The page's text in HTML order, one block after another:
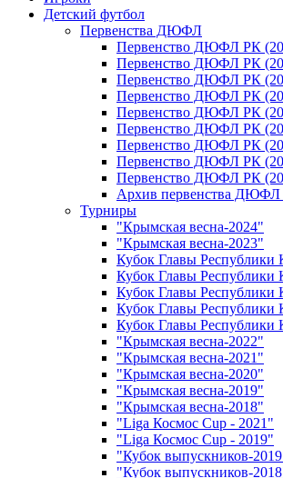
Детский футбол
Первенства ДЮФЛ
Первенство ДЮФЛ РК
Первенство ДЮФЛ РК
Первенство ДЮФЛ РК
Первенство ДЮФЛ РК
Первенство ДЮФЛ РК
Первенство ДЮФЛ РК
Первенство ДЮФЛ РК
Первенство ДЮФЛ РК
Первенство ДЮФЛ РК
Архив первенства
Турниры
"Крымская весна-2024"
"Крымская весна-2023"
Кубок Главы Республики
Кубок Главы Республики
Кубок Главы Республики
Кубок Главы Республики
Кубок Главы Республики
"Крымская весна-2022"
"Крымская весна-2021"
"Крымская весна-2020"
"Крымская весна-2019"
"Крымская весна-2018"
"Liga Космос Cup - 2021"
"Liga Космос Cup - 2019"
"Кубок выпускников-
"Кубок выпускников-